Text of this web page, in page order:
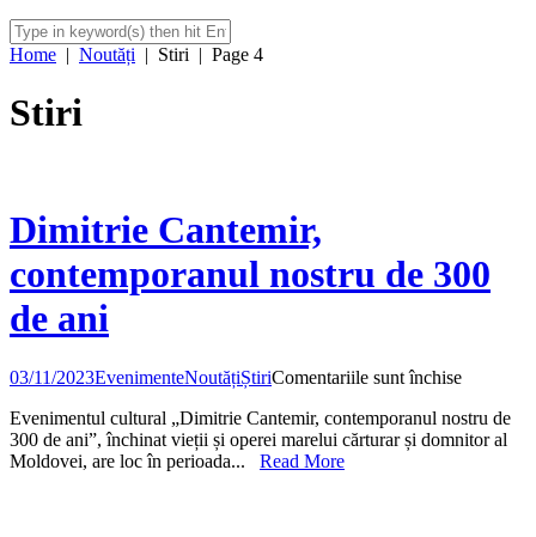
Home | Noutăți | Stiri | Page 4
Stiri
Dimitrie Cantemir,
contemporanul nostru de 300
de ani
03/11/2023EvenimenteNoutățiȘtiriComentariile sunt închisepentru
Cantemir,
Evenimentul cultural „Dimitrie Cantemir, contemporanul nostru de
300 de ani”, închinat vieții și operei marelui cărturar și domnitor al
Moldovei, are loc în perioada... Read More